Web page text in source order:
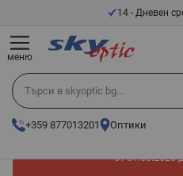
Прескачане към съдържанието
14 - Дневен
Търси в skyoptic.bg...
+359 877013201 Оптики
меню
от 01.08.2026